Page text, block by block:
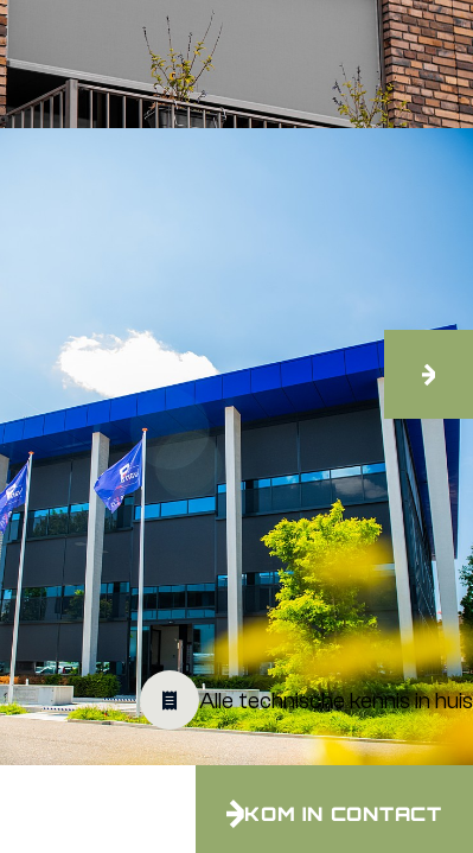
voordelen van ons Veozip
kantoor voor een
werkplek
Alle technische kennis in huis
KOM IN CONTACT